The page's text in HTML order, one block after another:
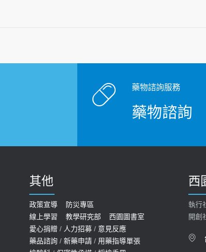
藥物諮詢服務
藥物諮詢
其他
政策宣導
防災專區
線上學習
教學研究部
西園圖書室
愛心捐贈 / 人力招募 / 意見反應
藥品諮詢 / 新藥申請 / 用藥指導單張
西
執行
開創